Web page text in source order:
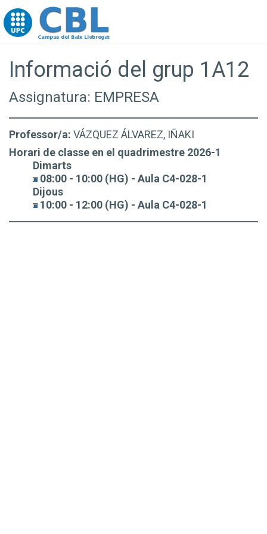
Go to upc.edu
Informació del grup 1A12
Assignatura: EMPRESA
Professor/a: VÁZQUEZ ÁLVAREZ, IÑAKI
Horari de classe en el quadrimestre 2026-1
Dimarts
08:00 - 10:00 (HG) - Aula C4-028-1
Dijous
10:00 - 12:00 (HG) - Aula C4-028-1